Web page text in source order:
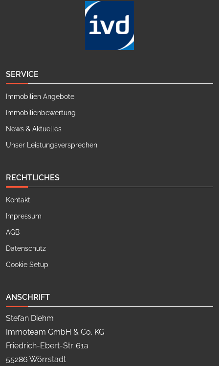
SERVICE
Immobilien Angebote
Immobilienbewertung
News & Aktuelles
Unser Leistungsversprechen
RECHTLICHES
Kontakt
Impressum
AGB
Datenschutz
Cookie Setup
ANSCHRIFT
Stefan Diehm
Immoteam GmbH & Co. KG
Friedrich-Ebert-Str. 61a
55286 Wörrstadt